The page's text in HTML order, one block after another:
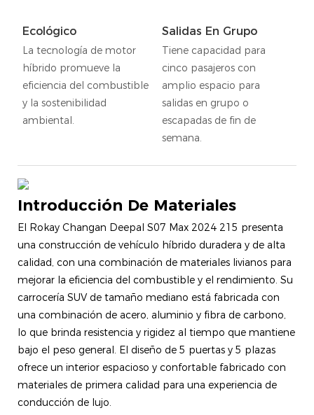
Ecológico
La tecnología de motor
híbrido promueve la
eficiencia del combustible
y la sostenibilidad
ambiental.
Salidas En Grupo
Tiene capacidad para
cinco pasajeros con
amplio espacio para
salidas en grupo o
escapadas de fin de
semana.
Introducción De Materiales
El Rokay Changan Deepal S07 Max 2024 215 presenta
una construcción de vehículo híbrido duradera y de alta
calidad, con una combinación de materiales livianos para
mejorar la eficiencia del combustible y el rendimiento. Su
carrocería SUV de tamaño mediano está fabricada con
una combinación de acero, aluminio y fibra de carbono,
lo que brinda resistencia y rigidez al tiempo que mantiene
bajo el peso general. El diseño de 5 puertas y 5 plazas
ofrece un interior espacioso y confortable fabricado con
materiales de primera calidad para una experiencia de
conducción de lujo.